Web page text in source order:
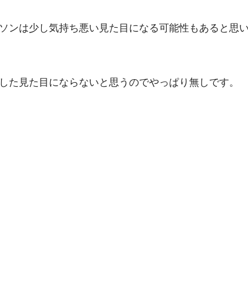
は少し気持ち悪い見た目になる可能性もあると思
見た目にならないと思うのでやっぱり無しです。